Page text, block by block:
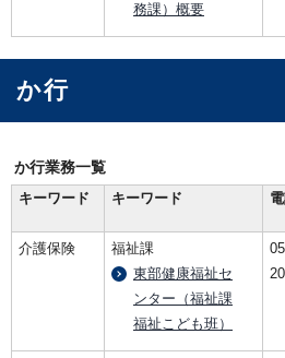
務課）概要
か行
か行業務一覧
キーワード
キーワード
介護保険
福祉課
東部健康福祉セ
ンター（福祉課
福祉こども班）